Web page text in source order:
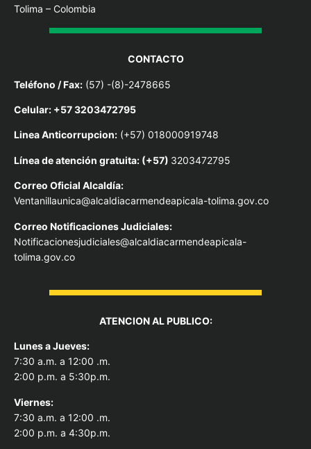
Tolima – Colombia
CONTACTO
Teléfono / Fax: (57) -(8)-2478665
Celular: +57 3203472795
Linea Anticorrupcion: (+57) 018000919748
Línea de atención gratuita: (+57) 3203472795
Correo Oficial Alcaldía:
Ventanillaunica@alcaldiacarmendeapicala-tolima.gov.co
Correo Notificaciones Judiciales:
Notificacionesjudiciales@alcaldiacarmendeapicala-
tolima.gov.co
ATENCION AL PUBLICO:
Lunes a Jueves:
7:30 a.m. a 12:00 .m.
2:00 p.m. a 5:30p.m.
Viernes:
7:30 a.m. a 12:00 .m.
2:00 p.m. a 4:30p.m.